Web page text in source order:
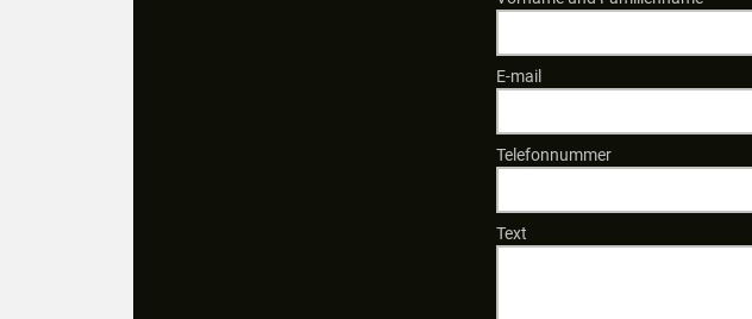
E-mail
Telefonnummer
Text